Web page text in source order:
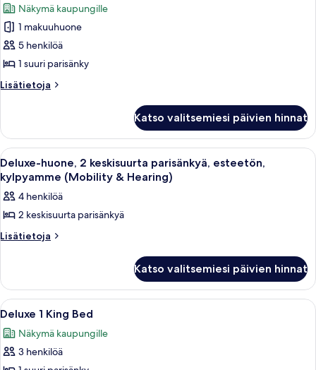
kuvat
&
Hearing,
Bathtub)
huonetyypin
Sviitti,
1
makuuhuone
(with
Parlor)
Näkymä kaupungille
1 makuuhuone
5 henkilöä
1 suuri parisänky
Lisätietoja
Lisätietoja
makuuhuone
(with
Parlor)
Katso valitsemiesi päivien hinnat
Avaa
kaikki
huonetyypin
Deluxe-
huone,
2
esteetön,
kylpyamme
(Mobility
&
Hearing)
kuvat
Hotellihuone, jossa on kaksi
5
Deluxe-huone, 2 keskisuurta parisänkyä, esteetön,
kylpyamme (Mobility & Hearing)
4 henkilöä
2 keskisuurta parisänkyä
Lisätietoja
Lisätietoja
2
keskisuurta
parisänkyä,
kylpyamme
(Mobility
Katso valitsemiesi päivien hinnat
Avaa
kaikki
huonetyypin
Deluxe
Hotellihuone, jossa on suuri sänky,
9
Deluxe 1 King Bed
Näkymä kaupungille
3 henkilöä